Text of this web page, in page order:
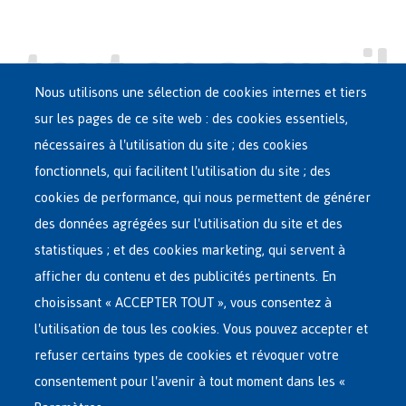
Main
French
Menu
ASILE EN BELGIQUE
RÉSEAU D'ACCUEIL
RETOUR VOLONTAIRE
INTERNATIONAL
À PROPOS DE FEDASIL
Nous utilisons une sélection de cookies internes et tiers
sur les pages de ce site web : des cookies essentiels,
nécessaires à l'utilisation du site ; des cookies
fonctionnels, qui facilitent l'utilisation du site ; des
cookies de performance, qui nous permettent de générer
des données agrégées sur l'utilisation du site et des
statistiques ; et des cookies marketing, qui servent à
afficher du contenu et des publicités pertinents. En
choisissant « ACCEPTER TOUT », vous consentez à
l'utilisation de tous les cookies. Vous pouvez accepter et
refuser certains types de cookies et révoquer votre
consentement pour l'avenir à tout moment dans les «